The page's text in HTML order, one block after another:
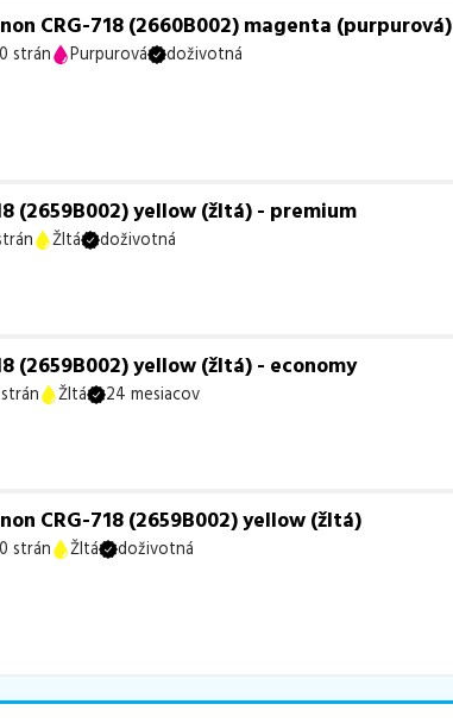
CRG-718 (2660B002) magenta (purpurová)
strán Purpurová doživotná
(2659B002) yellow (žltá) - premium
Žltá doživotná
(2659B002) yellow (žltá) - economy
Žltá 24 mesiacov
CRG-718 (2659B002) yellow (žltá)
strán Žltá doživotná